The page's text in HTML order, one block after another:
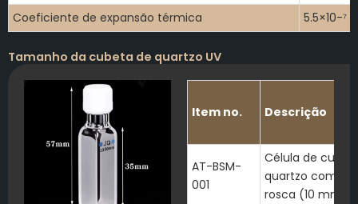
Coeficiente de expansão térmica
5.5×10-⁷
Tamanho da cubeta de quartzo UV
Item no. Descrição
AT-BSM-
001
Célula de
quartzo com
rosca (10 mm)